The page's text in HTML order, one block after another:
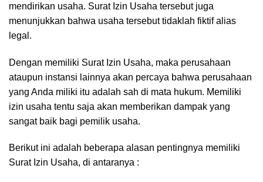
mendirikan usaha. Surat Izin Usaha tersebut juga
menunjukkan bahwa usaha tersebut tidaklah fiktif alias
legal.
Dengan memiliki Surat Izin Usaha, maka perusahaan
ataupun instansi lainnya akan percaya bahwa perusahaan
yang Anda miliki itu adalah sah di mata hukum. Memiliki
izin usaha tentu saja akan memberikan dampak yang
sangat baik bagi pemilik usaha.
Berikut ini adalah beberapa alasan pentingnya memiliki
Surat Izin Usaha, di antaranya :